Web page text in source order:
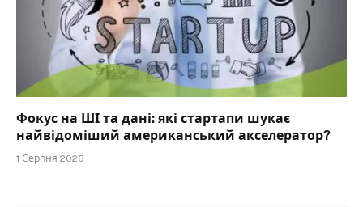
Фокус на ШІ та дані: які стартапи шукає
найвідоміший американський акселератор?
1 Серпня 2026